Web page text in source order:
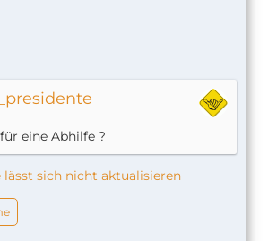
eine Abhilfe ?
lässt sich nicht aktualisieren